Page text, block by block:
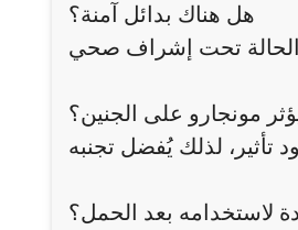
هل هناك بدائل آمنة؟
مونجارو على الجنين؟
لاستخدامه بعد الحمل؟